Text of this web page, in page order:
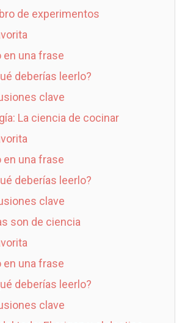
de experimentos
en una frase
deberías leerlo?
clave
La ciencia de cocinar
en una frase
deberías leerlo?
clave
son de ciencia
en una frase
deberías leerlo?
clave